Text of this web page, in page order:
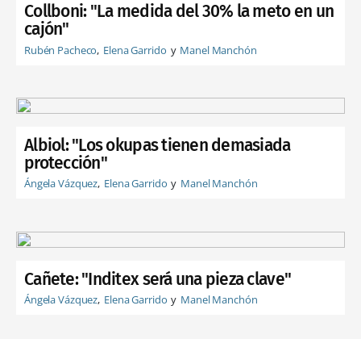
Collboni: "La medida del 30% la meto en un
cajón"
Rubén Pacheco Elena Garrido Manel Manchón
Albiol: "Los okupas tienen demasiada
protección"
Ángela Vázquez Elena Garrido Manel Manchón
Cañete: "Inditex será una pieza clave"
Ángela Vázquez Elena Garrido Manel Manchón